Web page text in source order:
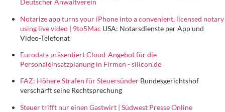
Deutscher Anwaltverein
Notarize app turns your iPhone into a convenient, licensed notary
using live video | 9to5Mac USA: Notarsdienste per App und
Video-Telefonat
Eurodata präsentiert Cloud-Angebot für die
Personaleinsatzplanung in Firmen - silicon.de
FAZ: Höhere Strafen für Steuersünder Bundesgerichtshof
verschärft seine Rechtsprechung
Steuer trifft nur einen Gastwirt | Südwest Presse Online